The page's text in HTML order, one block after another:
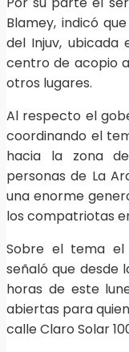
Blamey, indicó
del Injuv, ubicada
centro de acopio
otros lugares.
Al respecto el
coordinando el
hacia la zona
personas de La
una enorme
los compatriotas
Sobre el tema el
señaló que desde
horas de este
abiertas para
calle Claro Solar